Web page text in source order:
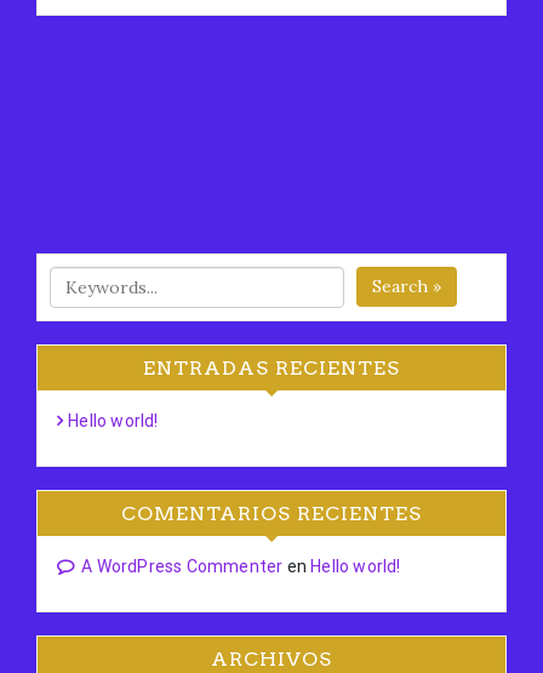
Search »
ENTRADAS RECIENTES
Hello world!
COMENTARIOS RECIENTES
A WordPress Commenter en Hello world!
ARCHIVOS